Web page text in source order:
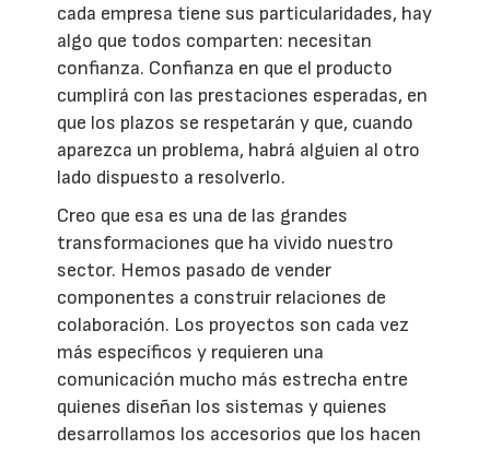
cada empresa tiene sus particularidades, hay
algo que todos comparten: necesitan
confianza. Confianza en que el producto
cumplirá con las prestaciones esperadas, en
que los plazos se respetarán y que, cuando
aparezca un problema, habrá alguien al otro
lado dispuesto a resolverlo.
Creo que esa es una de las grandes
transformaciones que ha vivido nuestro
sector. Hemos pasado de vender
componentes a construir relaciones de
colaboración. Los proyectos son cada vez
más específicos y requieren una
comunicación mucho más estrecha entre
quienes diseñan los sistemas y quienes
desarrollamos los accesorios que los hacen